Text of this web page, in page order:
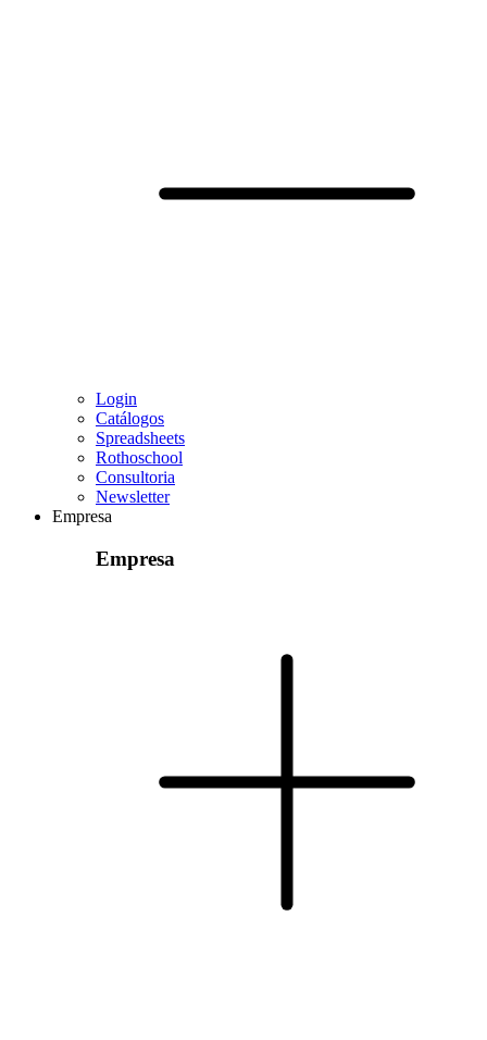
Login
Catálogos
Spreadsheets
Rothoschool
Consultoria
Newsletter
Empresa
Empresa